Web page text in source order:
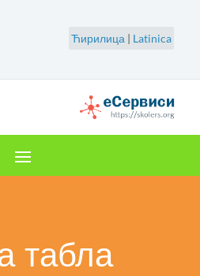
Ћирилица | Latinica
табла